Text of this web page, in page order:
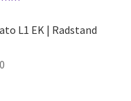
können
L1 EK | Radstand